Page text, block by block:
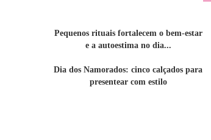
Pequenos rituais fortalecem o bem-estar
e a autoestima no dia...
Dia dos Namorados: cinco calçados para
presentear com estilo